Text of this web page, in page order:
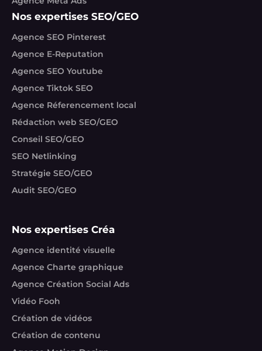
Nos expertises SEO/GEO
Agence SEO Pinterest
Agence E-Reputation
Agence SEO Youtube
Agence Tiktok SEO
Agence Réferencement local
Rédaction web SEO/GEO
Conseil SEO/GEO
SEO Netlinking
Stratégie SEO/GEO
Audit SEO/GEO
Nos expertises Créa
Agence identité visuelle
Agence Charte graphique
Agence Création Social Ads
Vidéo Fooh
Création de vidéos
Création de contenu